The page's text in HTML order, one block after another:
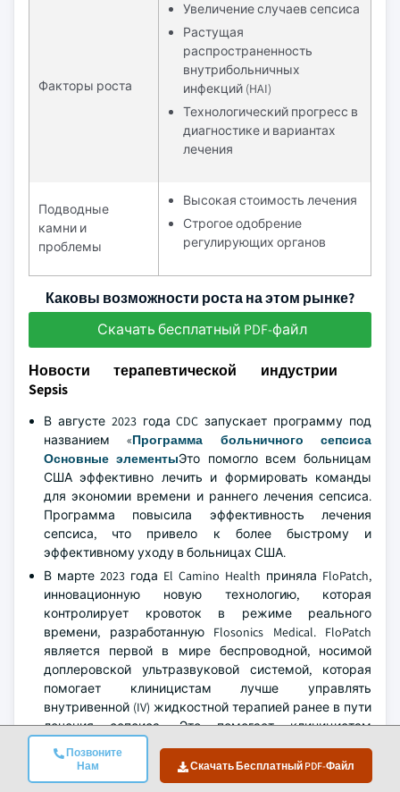
Позвоните
Нам
Скачать Бесплатный PDF-Файл
Факторы роста
Увеличение случаев сепсиса
Растущая
распространенность
внутрибольничных
инфекций (HAI)
Технологический прогресс в
диагностике и вариантах
лечения
Подводные
камни и
проблемы
Высокая стоимость лечения
Строгое одобрение
регулирующих органов
Каковы возможности роста на этом рынке?
Скачать бесплатный PDF-файл
Новости терапевтической индустрии
Sepsis
В августе 2023 года CDC запускает программу под
названием «Программа больничного сепсиса
Основные элементыЭто помогло всем больницам
США эффективно лечить и формировать команды
для экономии времени и раннего лечения сепсиса.
Программа повысила эффективность лечения
сепсиса, что привело к более быстрому и
эффективному уходу в больницах США.
В марте 2023 года El Camino Health приняла FloPatch,
инновационную новую технологию, которая
контролирует кровоток в режиме реального
времени, разработанную Flosonics Medical. FloPatch
является первой в мире беспроводной, носимой
доплеровской ультразвуковой системой, которая
помогает клиницистам лучше управлять
внутривенной (IV) жидкостной терапией ранее в пути
лечения сепсиса. Это помогает клиницистам
контролировать кровоток в режиме реального
времени, улучшая управление жидкостью
внутривенно и улучшая ранний уход за сепсисом.